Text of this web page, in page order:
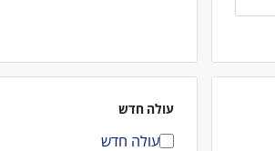
עולה חדש
עולה חדש